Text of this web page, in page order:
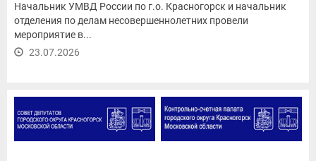
Начальник УМВД России по г.о. Красногорск и начальник
отделения по делам несовершеннолетних провели
мероприятие в...
23.07.2026